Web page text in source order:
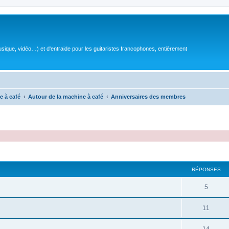
vidéo…) et d'entraide pour les guitaristes francophones, entièrement
à café Autour de la machine à café Anniversaires des membres
RÉPONSES
5R
é
o
11
é